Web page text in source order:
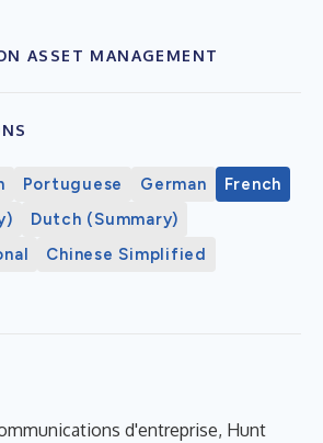
ASSET MANAGEMENT
Portuguese German
French
Dutch (Summary)
Chinese Simplified
d'entreprise, Hunt